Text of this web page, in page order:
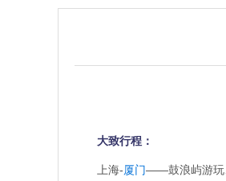
大致行程：
上海-厦门——鼓浪屿游玩